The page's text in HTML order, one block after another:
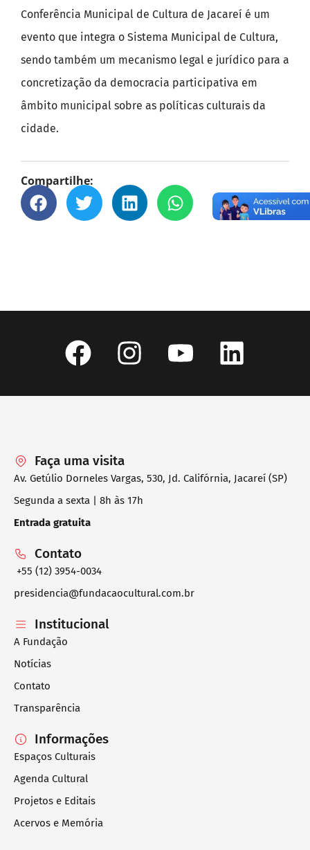
Conferência Municipal de Cultura de Jacareí é um
evento que integra o Sistema Municipal de Cultura,
sendo também um mecanismo legal e jurídico para a
concretização da democracia participativa em
âmbito municipal sobre as políticas culturais da
cidade.
Compartilhe:
Faça uma visita
Av. Getúlio Dorneles Vargas, 530, Jd. Califórnia, Jacareí (SP)
Segunda a sexta | 8h às 17h
Entrada gratuita
Contato
+55 (12) 3954-0034
presidencia@fundacaocultural.com.br
Institucional
A Fundação
Notícias
Contato
Transparência
Informações
Espaços Culturais
Agenda Cultural
Projetos e Editais
Acervos e Memória